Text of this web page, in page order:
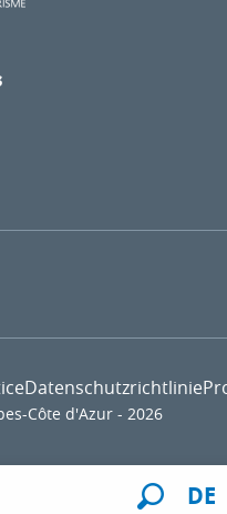
DE
Côte d'Azur - 2026
Datenschutzrichtlinie